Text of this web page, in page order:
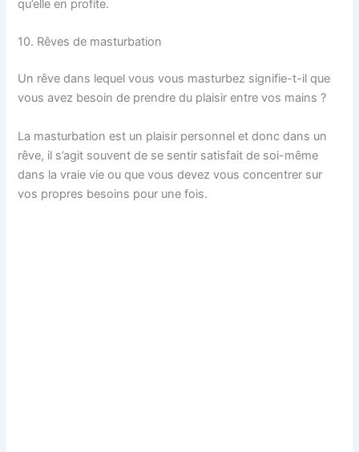
qu’elle en profite.
10. Rêves de masturbation
Un rêve dans lequel vous vous masturbez signifie-t-il que
vous avez besoin de prendre du plaisir entre vos mains ?
La masturbation est un plaisir personnel et donc dans un
rêve, il s’agit souvent de se sentir satisfait de soi-même
dans la vraie vie ou que vous devez vous concentrer sur
vos propres besoins pour une fois.